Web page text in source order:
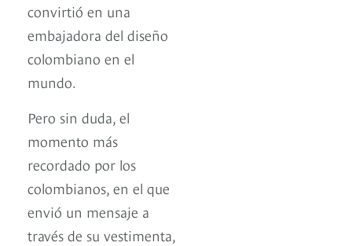
convirtió en una
embajadora del diseño
colombiano en el
mundo.
Pero sin duda, el
momento más
recordado por los
colombianos, en el que
envió un mensaje a
través de su vestimenta,